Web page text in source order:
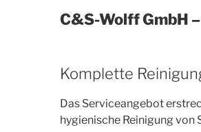
C&S-Wolff GmbH
Komplette
Das Serviceangebot
hygienische Reinigung von